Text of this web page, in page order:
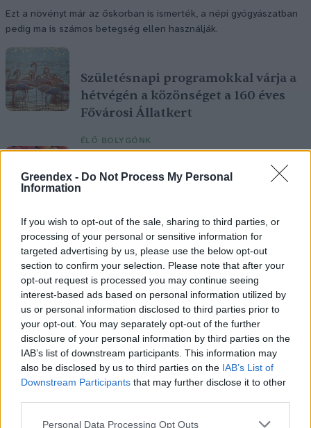
Greendex - Do Not Process My Personal
Information
If you wish to opt-out of the sale, sharing to third parties, or
processing of your personal or sensitive information for
targeted advertising by us, please use the below opt-out
section to confirm your selection. Please note that after your
opt-out request is processed you may continue seeing
interest-based ads based on personal information utilized by
us or personal information disclosed to third parties prior to
your opt-out. You may separately opt-out of the further
disclosure of your personal information by third parties on the
IAB’s list of downstream participants. This information may
also be disclosed by us to third parties on the IAB’s List of
Downstream Participants that may further disclose it to other
Personal Data Processing Opt Outs
Ezt a növényt már az őskorban is ismerték, a népi gyógyászatban
pedig ma is számos betegség ellen használják.
Születésnapi programokkal várja a
hétvégén a közönséget a 160 éves
Fővárosi Állatkert
ÉLŐ BOLYGÓNK
Szedd magad őszibarack: itt vannak
SZEMLE